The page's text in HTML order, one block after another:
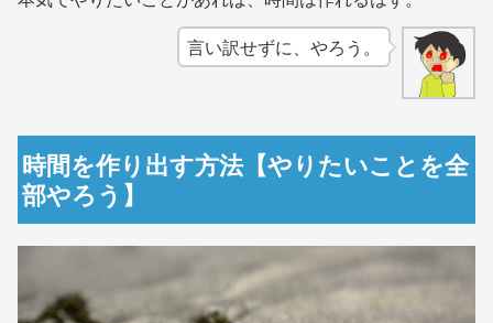
言い訳せずに、やろう。
時間を作り出す方法【やりたいことを全
部やろう】